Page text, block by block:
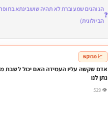
❓
הנוהגים שמעוברת לא תהיה שושבינתא
הביולוגית)
📈 מבוקש
אדם שקשה עליו העמידה האם יכול לשבת
נתן לנו
👁 529